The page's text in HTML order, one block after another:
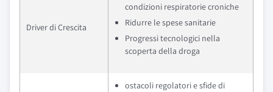
Driver di Crescita
condizioni respiratorie croniche
Ridurre le spese sanitarie
Progressi tecnologici nella
scoperta della droga
ostacoli regolatori e sfide di